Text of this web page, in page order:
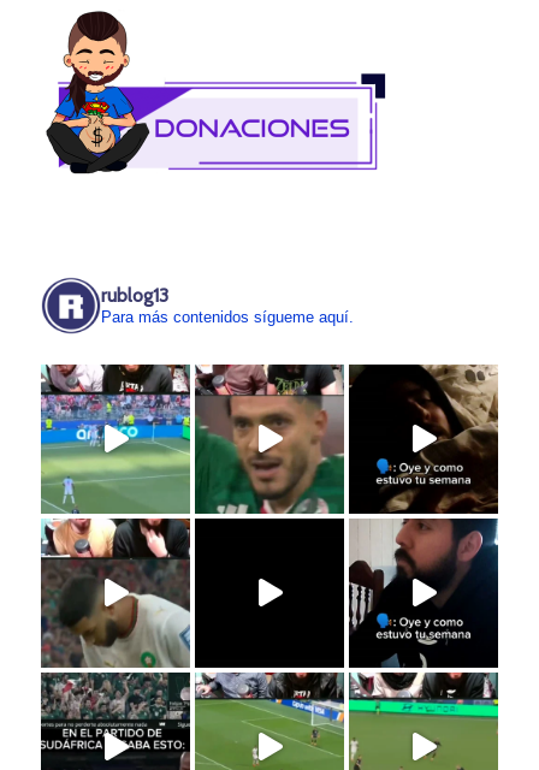
rublog13
Para más contenidos sígueme aquí.